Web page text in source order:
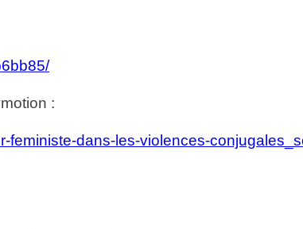
:
feministe-dans-les-violences-